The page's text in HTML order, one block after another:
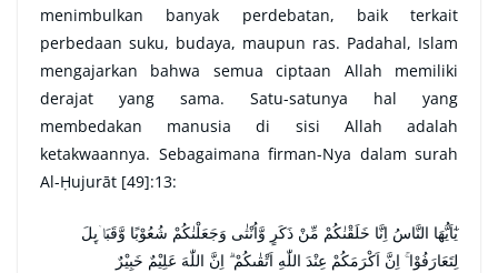
menimbulkan banyak perdebatan, baik terkait
perbedaan suku, budaya, maupun ras. Padahal, Islam
mengajarkan bahwa semua ciptaan Allah memiliki
derajat yang sama. Satu-satunya hal yang
membedakan manusia di sisi Allah adalah
ketakwaannya. Sebagaimana firman-Nya dalam surah
Al-Ḥujurāt [49]:13:
يٰٓاَيُّهَا النَّاسُ اِنَّا خَلَقْنٰكُمْ مِّنْ ذَكَرٍ وَّاُنْثٰى وَجَعَلْنٰكُمْ شُعُوْبًا وَّقَبَاۤىِٕلَ
لِتَعَارَفُوْا ۚ اِنَّ اَكْرَمَكُمْ عِنْدَ اللّٰهِ اَتْقٰىكُمْ ۗ اِنَّ اللّٰهَ عَلِيْمٌ خَبِيْرٌ